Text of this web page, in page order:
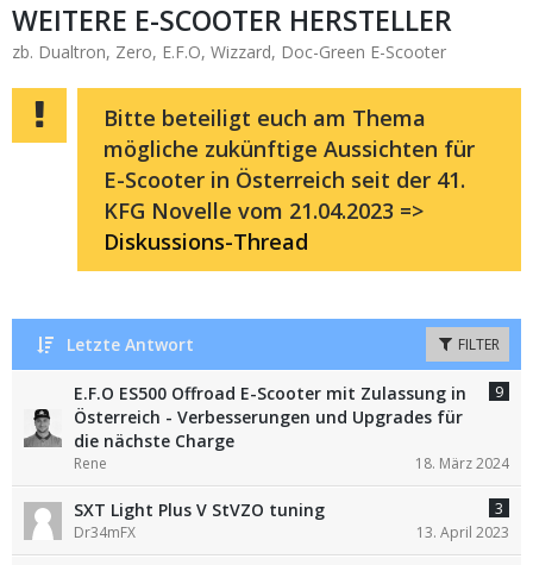
WEITERE E-SCOOTER HERSTELLER
zb. Dualtron, Zero, E.F.O, Wizzard, Doc-Green E-Scooter
Bitte beteiligt euch am Thema
mögliche zukünftige Aussichten für
E-Scooter in Österreich seit der 41.
KFG Novelle vom 21.04.2023 =>
Diskussions-Thread
Letzte Antwort FILTER
E.F.O ES500 Offroad E-Scooter mit Zulassung in
Österreich - Verbesserungen und Upgrades für
die nächste Charge
9
Rene 18. März 2024
SXT Light Plus V StVZO tuning 3
Dr34mFX 13. April 2023